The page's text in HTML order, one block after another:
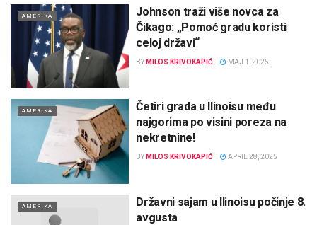
AMERIKA
Johnson traži više novca za
Čikago: „Pomoć gradu koristi
celoj državi“
BY MILOS KRIVOKAPIĆ MAJ 1, 2025
AMERIKA
Četiri grada u Ilinoisu među
najgorima po visini poreza na
nekretnine!
BY MILOS KRIVOKAPIĆ APRIL 28, 2025
AMERIKA
Državni sajam u Ilinoisu počinje 8.
avgusta